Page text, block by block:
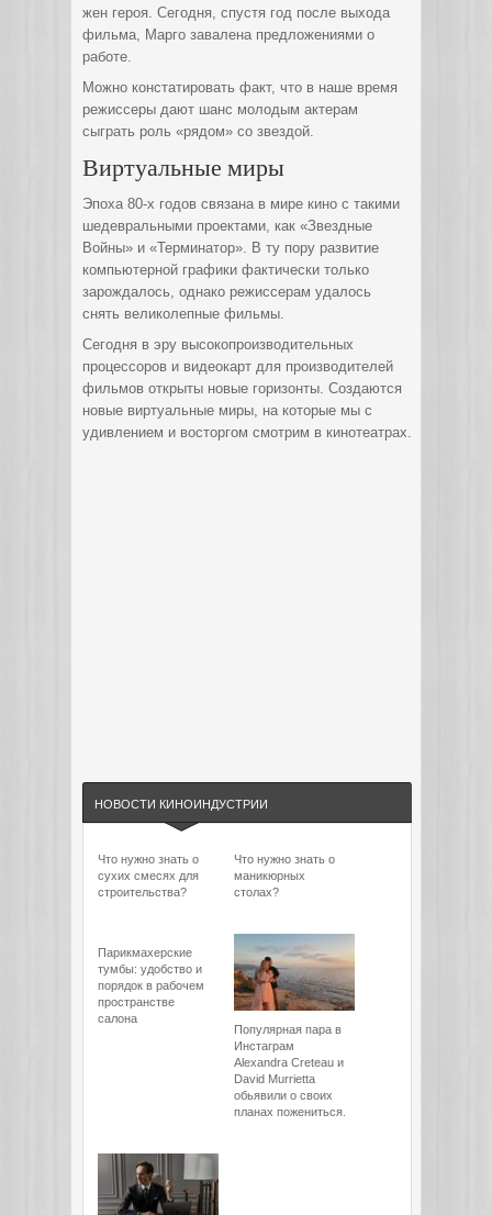
жен героя. Сегодня, спустя год после выхода
фильма, Марго завалена предложениями о
работе.
Можно констатировать факт, что в наше время
режиссеры дают шанс молодым актерам
сыграть роль «рядом» со звездой.
Виртуальные миры
Эпоха 80-х годов связана в мире кино с такими
шедевральными проектами, как «Звездные
Войны» и «Терминатор». В ту пору развитие
компьютерной графики фактически только
зарождалось, однако режиссерам удалось
снять великолепные фильмы.
Сегодня в эру высокопроизводительных
процессоров и видеокарт для производителей
фильмов открыты новые горизонты. Создаются
новые виртуальные миры, на которые мы с
удивлением и восторгом смотрим в кинотеатрах.
НОВОСТИ КИНОИНДУСТРИИ
Что нужно знать о
сухих смесях для
строительства?
Что нужно знать о
маникюрных
столах?
Парикмахерские
тумбы: удобство и
порядок в рабочем
пространстве
салона
Популярная пара в
Инстаграм
Alexandra Creteau и
David Murrietta
обьявили о своих
планах пожениться.